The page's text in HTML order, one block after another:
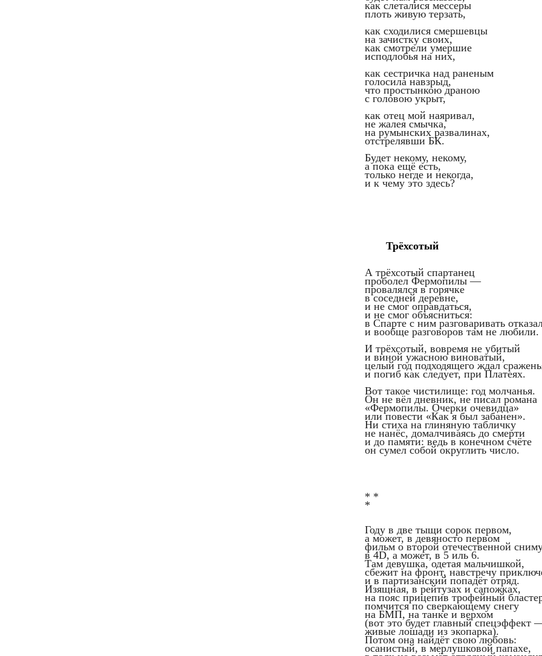
как слеталися мессеры
плоть живую терзать,
как сходилися смершевцы
на зачистку своих,
как смотрели умершие
исподлобья на них,
как сестричка над раненым
голосила навзрыд,
что простынкою драною
с головою укрыт,
как отец мой наяривал,
не жалея смычка,
на румынских развалинах,
отстрелявши БК.
Будет некому, некому,
а пока ещё есть,
только негде и некогда,
и к чему это здесь?
Трёхсотый
А трёхсотый спартанец
проболел Фермопилы —
провалялся в горячке
в соседней деревне,
и не смог оправдаться,
и не смог объясниться:
в Спарте с ним разговаривать
и вообще разговоров там не любили.
И трёхсотый, вовремя не убитый
и виной ужасною виноватый,
целый год подходящего ждал
и погиб как следует, при Платеях.
Вот такое чистилище: год молчанья.
Он не вёл дневник, не писал романа
«Фермопилы. Очерки очевидца»
или повести «Как я был забанен».
Ни стиха на глиняную табличку
не нанёс, домалчиваясь до смерти
и до памяти: ведь в конечном счёте
он сумел собой округлить число.
* *
*
Году в две тыщи сорок первом,
а может, в девяносто первом
фильм о второй отечественной
в 4D, а может, в 5 иль 6.
Там девушка, одетая мальчишкой,
сбежит на фронт, навстречу
и в партизанский попадёт отряд.
Изящная, в рейтузах и сапожках,
на пояс прицепив трофейный
помчится по сверкающему снегу
на БМП, на танке и верхом
(вот это будет главный спецэффект
живые лошади из экопарка).
Потом она найдёт свою любовь:
осанистый, в мерлушковой папахе,